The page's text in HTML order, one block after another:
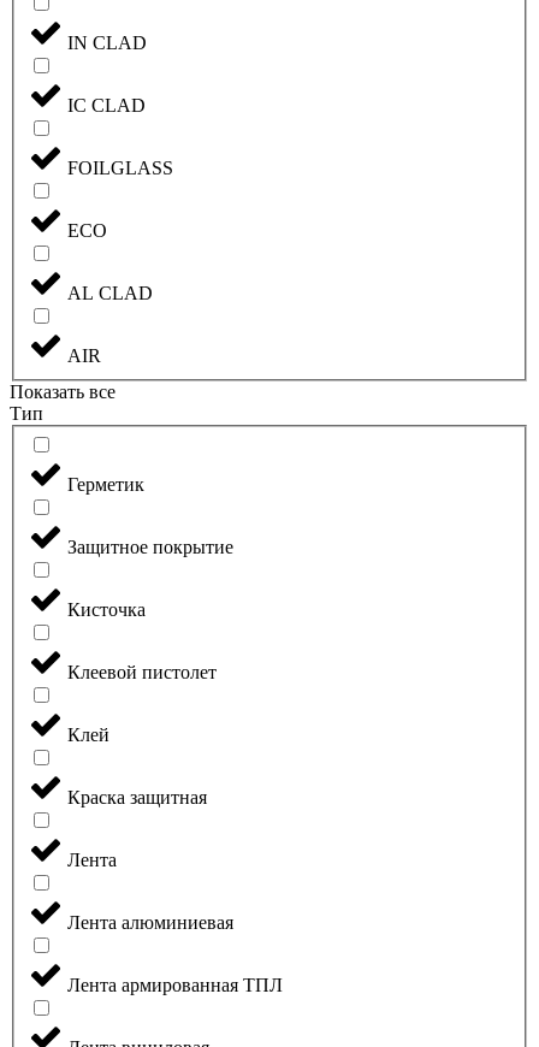
IN CLAD
IC CLAD
FOILGLASS
ECO
AL CLAD
AIR
Показать все
Тип
Герметик
Защитное покрытие
Кисточка
Клеевой пистолет
Клей
Краска защитная
Лента
Лента алюминиевая
Лента армированная ТПЛ